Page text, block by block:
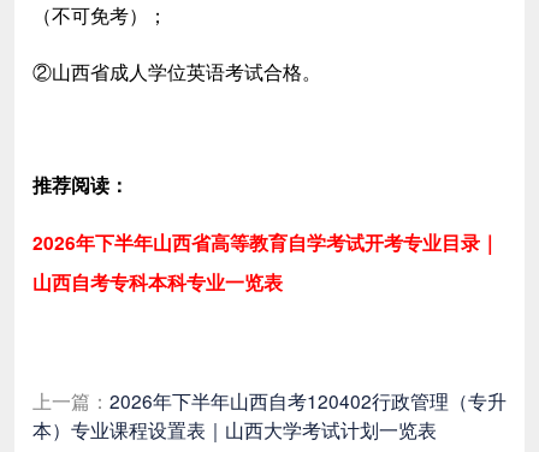
（不可免考）；
②山西省成人学位英语考试合格。
推荐阅读：
2026年下半年山西省高等教育自学考试开考专业目录｜
山西自考专科本科专业一览表
上一篇： 2026年下半年山西自考120402行政管理（专升
本）专业课程设置表｜山西大学考试计划一览表